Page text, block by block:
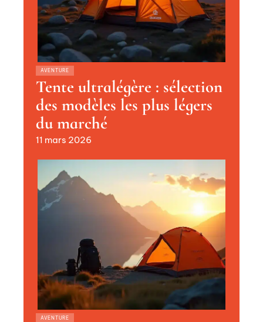
AVENTURE
Tente ultralégère : sélection
des modèles les plus légers
du marché
11 mars 2026
AVENTURE